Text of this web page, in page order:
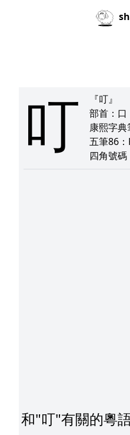
叮
『叮』
部首： 口
康熙字典
五筆86：
四角號碼
和"叮"有關的粵